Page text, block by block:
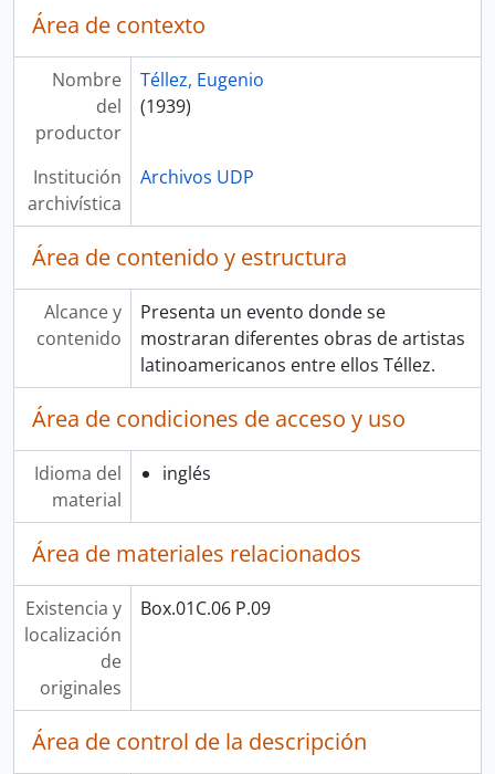
Área de contexto
Nombre
del
productor
Téllez, Eugenio
(1939)
Institución
archivística
Archivos UDP
Área de contenido y estructura
Alcance y
contenido
Presenta un evento donde se
mostraran diferentes obras de artistas
latinoamericanos entre ellos Téllez.
Área de condiciones de acceso y uso
Idioma del
material
inglés
Área de materiales relacionados
Existencia y
localización
de
originales
Box.01C.06 P.09
Área de control de la descripción